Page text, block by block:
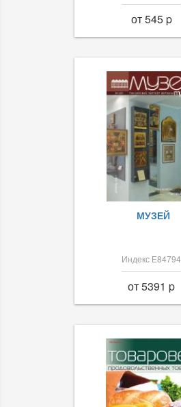
от 545 p
МУЗЕЙ
Индекс Е84794
от 5391 p